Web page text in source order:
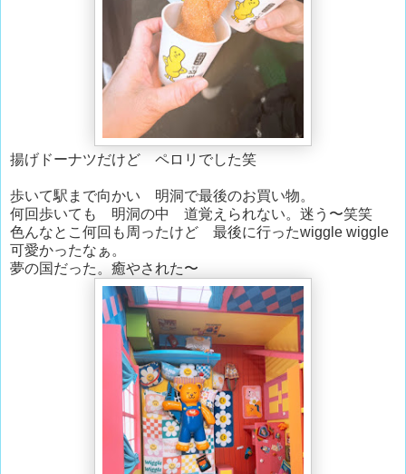
揚げドーナツだけど ペロリでした笑
歩いて駅まで向かい 明洞で最後のお買い物。
何回歩いても 明洞の中 道覚えられない。迷う〜笑笑
色んなとこ何回も周ったけど 最後に行ったwiggle wiggle
可愛かったなぁ。
夢の国だった。癒やされた〜